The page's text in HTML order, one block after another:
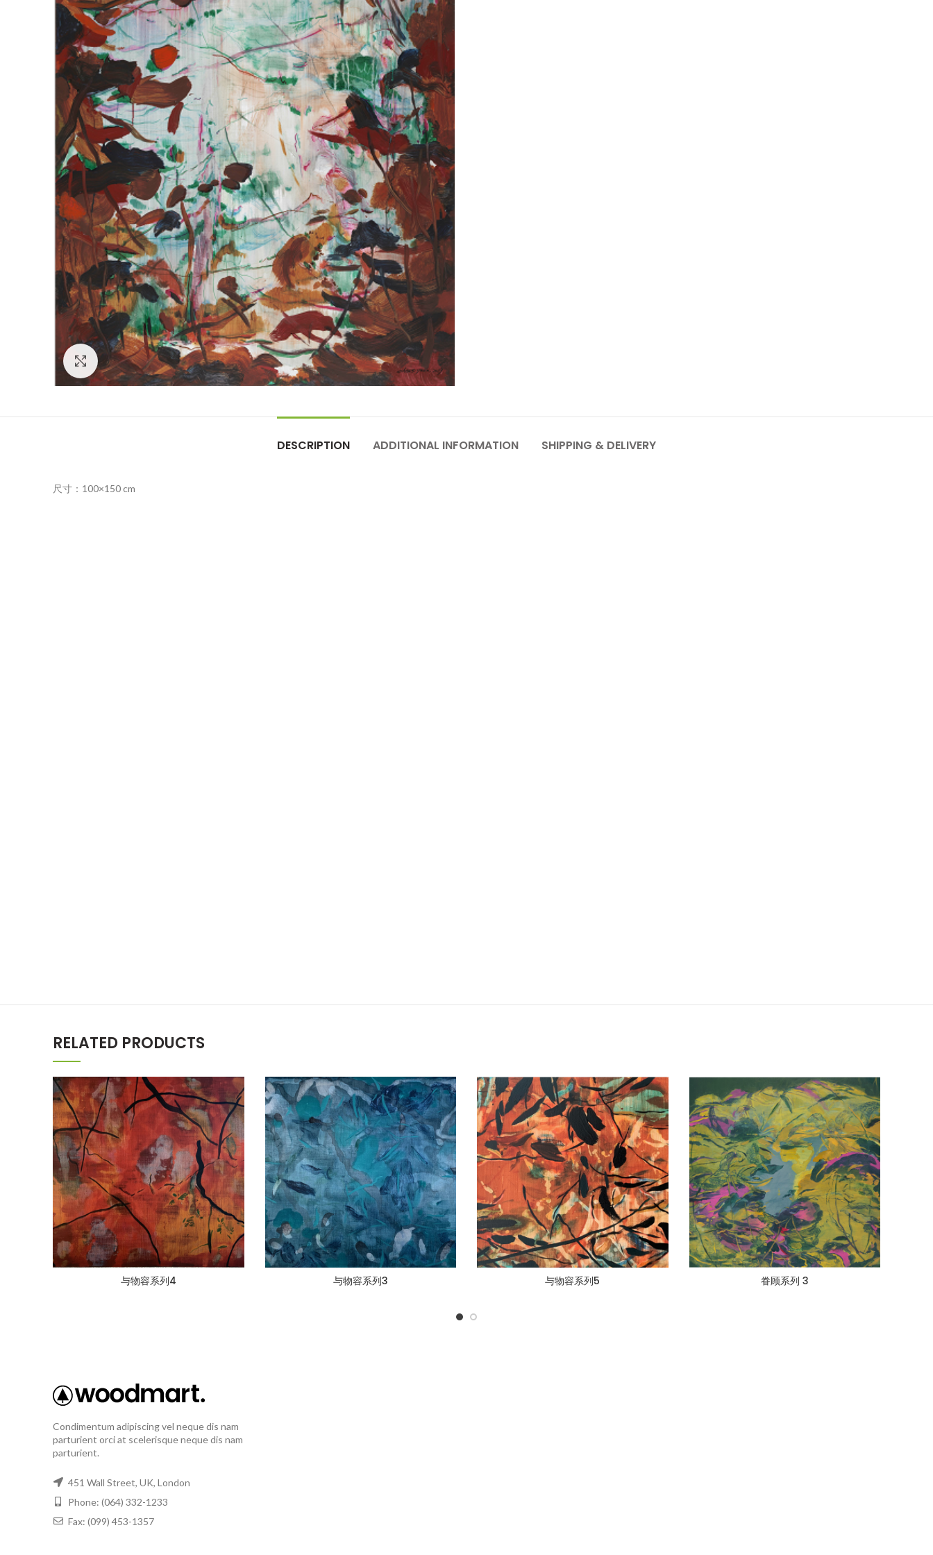
Click to enlarge
DESCRIPTION ADDITIONAL INFORMATION SHIPPING & DELIVERY
尺寸：100×150 cm
RELATED PRODUCTS
与物容系列4 与物容系列3 与物容系列5 眷顾系列 3
Condimentum adipiscing vel neque dis nam
parturient orci at scelerisque neque dis nam
parturient.
451 Wall Street, UK, London
Phone: (064) 332-1233
Fax: (099) 453-1357